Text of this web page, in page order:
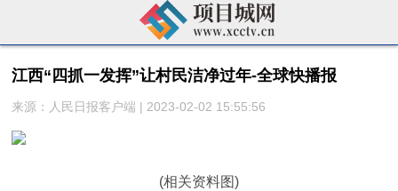
江西“四抓一发挥”让村民洁净过年-全球快播报
来源：人民日报客户端 | 2023-02-02 15:55:56
(相关资料图)